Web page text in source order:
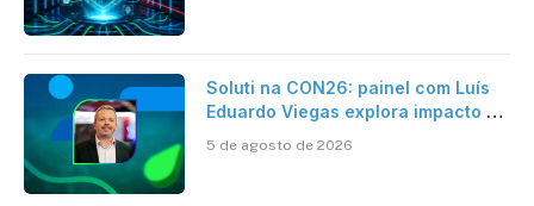
Soluti na CON26: painel com Luís
Eduardo Viegas explora impacto de
Contabilidade
5 de agosto de 2026